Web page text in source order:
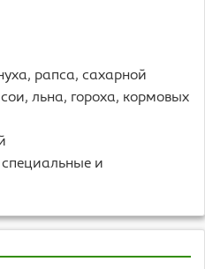
рапса, сахарной
льна, гороха, кормовых
и